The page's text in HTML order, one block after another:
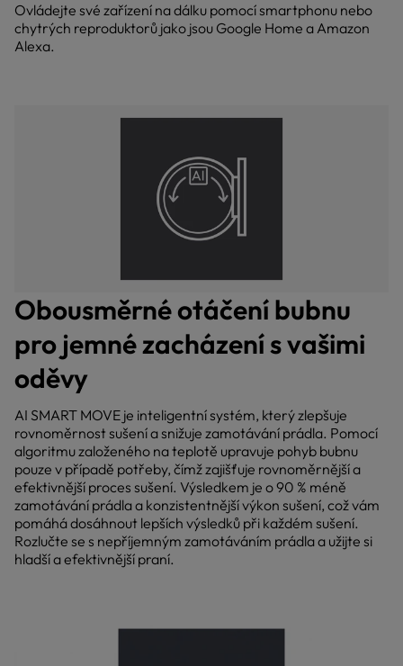
Ovládejte své zařízení na dálku pomocí smartphonu nebo
chytrých reproduktorů jako jsou Google Home a Amazon
Alexa.
Obousměrné otáčení bubnu
pro jemné zacházení s vašimi
oděvy
AI SMART MOVE je inteligentní systém, který zlepšuje
rovnoměrnost sušení a snižuje zamotávání prádla. Pomocí
algoritmu založeného na teplotě upravuje pohyb bubnu
pouze v případě potřeby, čímž zajišťuje rovnoměrnější a
efektivnější proces sušení. Výsledkem je o 90 % méně
zamotávání prádla a konzistentnější výkon sušení, což vám
pomáhá dosáhnout lepších výsledků při každém sušení.
Rozlučte se s nepříjemným zamotáváním prádla a užijte si
hladší a efektivnější praní.